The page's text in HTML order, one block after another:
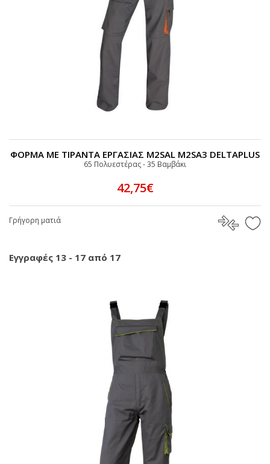
ΦΟΡΜΑ ΜΕ ΤΙΡΑΝΤΑ ΕΡΓΑΣΙΑΣ M2SAL M2SA3 DELTAPLUS
65 Πολυεστέρας - 35 Bαμβάκι
42,75€
Γρήγορη ματιά
Εγγραφές 13 - 17 από 17